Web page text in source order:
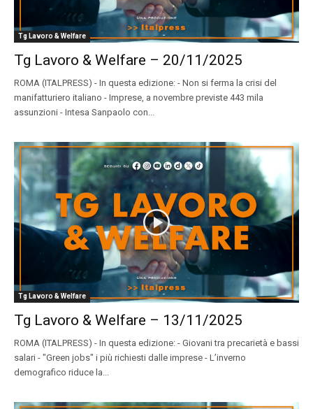
Tg Lavoro & Welfare
Tg Lavoro & Welfare – 20/11/2025
ROMA (ITALPRESS) - In questa edizione: - Non si ferma la crisi del
manifatturiero italiano - Imprese, a novembre previste 443 mila
assunzioni - Intesa Sanpaolo con...
Tg Lavoro & Welfare
Tg Lavoro & Welfare – 13/11/2025
ROMA (ITALPRESS) - In questa edizione: - Giovani tra precarietà e bassi
salari - "Green jobs" i più richiesti dalle imprese - L’inverno
demografico riduce la...